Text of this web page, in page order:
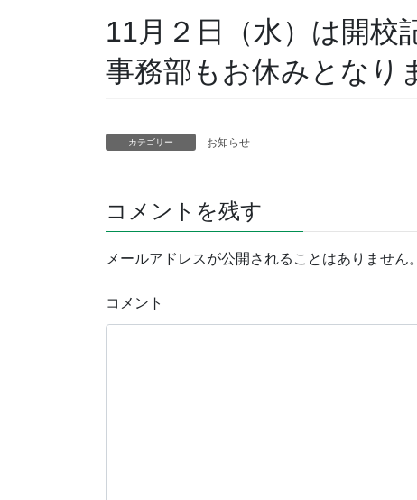
11月２日（水）は開校
事務部もお休みとなり
カテゴリー お知らせ
コメントを残す
メールアドレスが公開されることはありません。
コメント